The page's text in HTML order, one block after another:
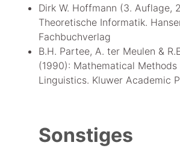
Dirk W. Hoffmann (3. Auflage,
Theoretische Informatik.
Fachbuchverlag
B.H. Partee, A. ter Meulen &
(1990): Mathematical Methods
Linguistics. Kluwer Academic
Sonstiges